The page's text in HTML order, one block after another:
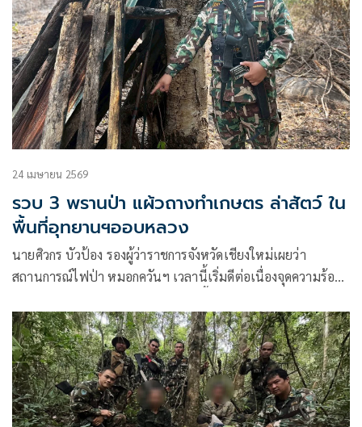
24 เมษายน 2569
รวบ 3 พรานป่า แผ้วถางทำเกษตร ล่าสัตว์ ใน
พื้นที่อุทยานฯออบหลวง
นายศิวกร บัวป้อง รองผู้ว่าราชการจังหวัดเชียงใหม่เผยว่า
สถานการณ์ไฟป่า หมอกควันฯ เวลานี้เริ่มดีต่อเนื่องจุดความร้อน
ระทบลงบ้า